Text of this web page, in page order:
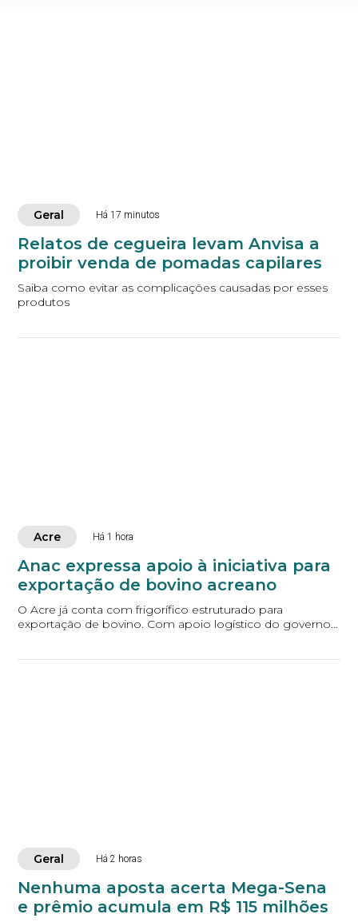
Geral Há 17 minutos
Relatos de cegueira levam Anvisa a
proibir venda de pomadas capilares
Saiba como evitar as complicações causadas por esses
produtos
Acre Há 1 hora
Anac expressa apoio à iniciativa para
exportação de bovino acreano
O Acre já conta com frigorífico estruturado para
exportação de bovino. Com apoio logístico do governo
Geral Há 2 horas
Nenhuma aposta acerta Mega-Sena
e prêmio acumula em R$ 115 milhões